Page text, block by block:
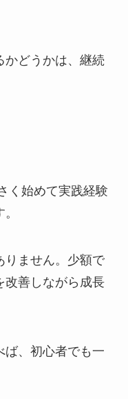
かどうかは、継続
く始めて実践経験
りません。少額で
改善しながら成長
ば、初心者でも一